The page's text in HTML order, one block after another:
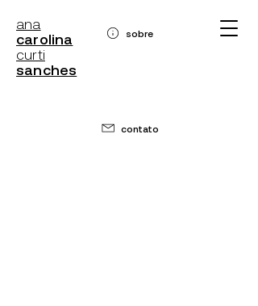
ana
carolina
curti
sanches
sobre
contato